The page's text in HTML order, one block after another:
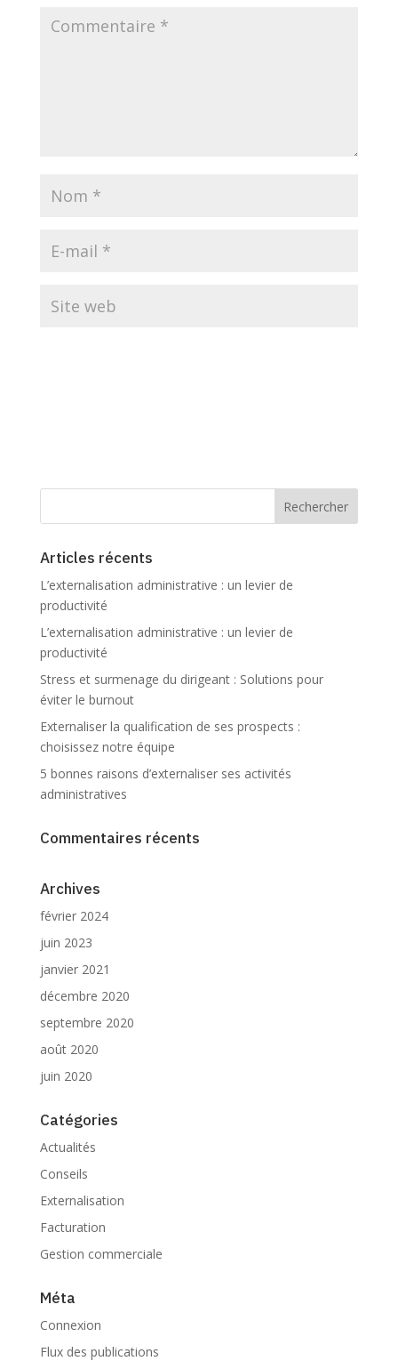
Articles récents
L’externalisation administrative : un levier de
productivité
L’externalisation administrative : un levier de
productivité
Stress et surmenage du dirigeant : Solutions pour
éviter le burnout
Externaliser la qualification de ses prospects :
choisissez notre équipe
5 bonnes raisons d’externaliser ses activités
administratives
Commentaires récents
Archives
février 2024
juin 2023
janvier 2021
décembre 2020
septembre 2020
août 2020
juin 2020
Catégories
Actualités
Conseils
Externalisation
Facturation
Gestion commerciale
Méta
Connexion
Flux des publications